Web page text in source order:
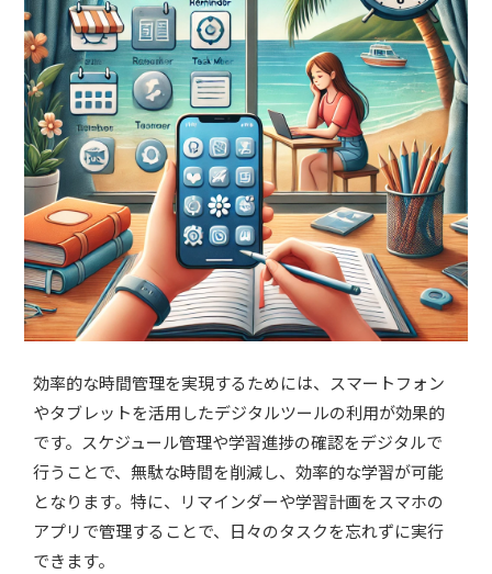
効率的な時間管理を実現するためには、スマートフォン
やタブレットを活用したデジタルツールの利用が効果的
です。スケジュール管理や学習進捗の確認をデジタルで
行うことで、無駄な時間を削減し、効率的な学習が可能
となります。特に、リマインダーや学習計画をスマホの
アプリで管理することで、日々のタスクを忘れずに実行
できます。